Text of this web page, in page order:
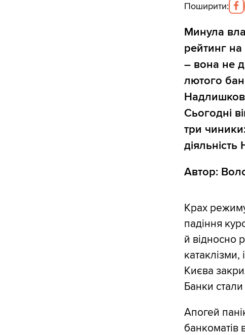
Поширити:
Минула
рейтинг
– вона не
лютого
Сьогодні
три
діяльність
Автор:
Крах
падіння
й відносно
катаклізми,
Києва
Банки
Апогей
банкоматів